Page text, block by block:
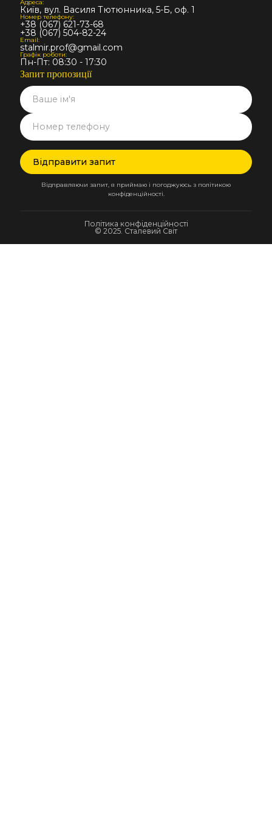
Адреса:
Київ, вул. Василя Тютюнника, 5-Б, оф. 1
Номер телефону:
+38 (067) 621-73-68
+38 (067) 504-82-24
Email:
stalmir.prof@gmail.com
Графік роботи:
Пн-Пт: 08:30 - 17:30
Запит пропозиції
Відправляючи запит, я приймаю і погоджуюсь з політикою
конфіденційності.
© 2025. Сталевий Світ
Політика конфіденційності